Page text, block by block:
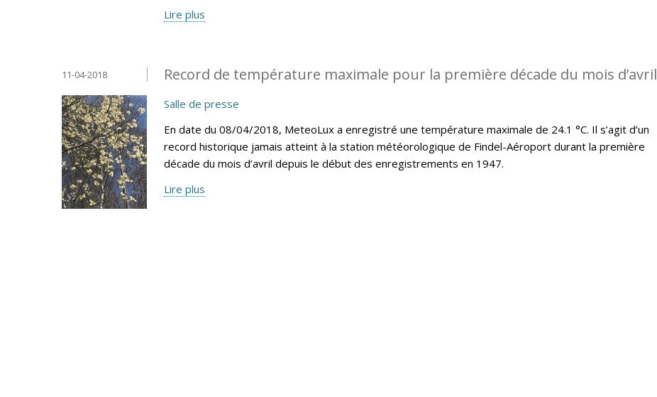
Lire plus
Record de température maximale pour la première décade du mois d’avril
11-04-2018
Salle de presse
En date du 08/04/2018, MeteoLux a enregistré une température maximale de 24.1 °C. Il s’agit d’un
record historique jamais atteint à la station météorologique de Findel-Aéroport durant la première
décade du mois d’avril depuis le début des enregistrements en 1947.
Lire plus